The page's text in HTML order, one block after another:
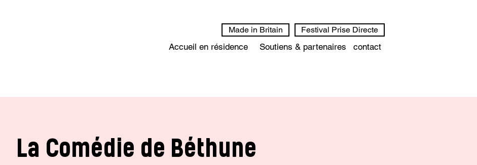
Made in Britain Festival Prise Directe
Accueil en résidence Soutiens & partenaires contact
La Comédie de Béthune